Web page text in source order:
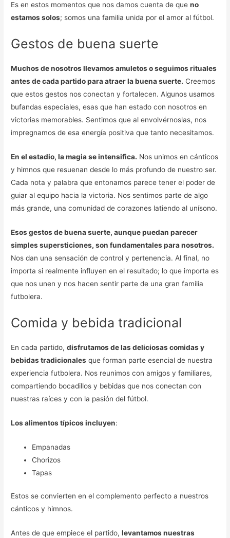
Es en estos momentos que nos damos cuenta de queno
estamos solos; somos una familia unida por el amor al fútbol.
Gestos de buena suerte
Muchos de nosotros llevamos amuletos o seguimos rituales
antes de cada partido para atraer la buena suerte. Creemos
que estos gestos nos conectan y fortalecen. Algunos usamos
bufandas especiales, esas que han estado con nosotros en
victorias memorables. Sentimos que al envolvérnoslas, nos
impregnamos de esa energía positiva que tanto necesitamos.
En el estadio, la magia se intensifica. Nos unimos en cánticos
y himnos que resuenan desde lo más profundo de nuestro ser.
Cada nota y palabra que entonamos parece tener el poder de
guiar al equipo hacia la victoria. Nos sentimos parte de algo
más grande, una comunidad de corazones latiendo al unísono.
Esos gestos de buena suerte, aunque puedan parecer
simples supersticiones, son fundamentales para nosotros.
Nos dan una sensación de control y pertenencia. Al final, no
importa si realmente influyen en el resultado; lo que importa es
que nos unen y nos hacen sentir parte de una gran familia
futbolera.
Comida y bebida tradicional
En cada partido,disfrutamos de las deliciosas comidas y
bebidas tradicionales que forman parte esencial de nuestra
experiencia futbolera. Nos reunimos con amigos y familiares,
compartiendo bocadillos y bebidas que nos conectan con
nuestras raíces y con la pasión del fútbol.
Los alimentos típicos incluyen:
Empanadas
Chorizos
Tapas
Estos se convierten en el complemento perfecto a nuestros
cánticos y himnos.
Antes de que empiece el partido,levantamos nuestras